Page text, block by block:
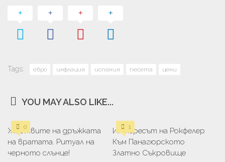
Tags: евро инфлация испания песета цени
YOU MAY ALSO LIKE...
0
Жертвите на дръжката
на вратата. Ритуал на
черното слънце!
1
Интересът на Рокфелер
Към Панагюрското
Златно Съкровище